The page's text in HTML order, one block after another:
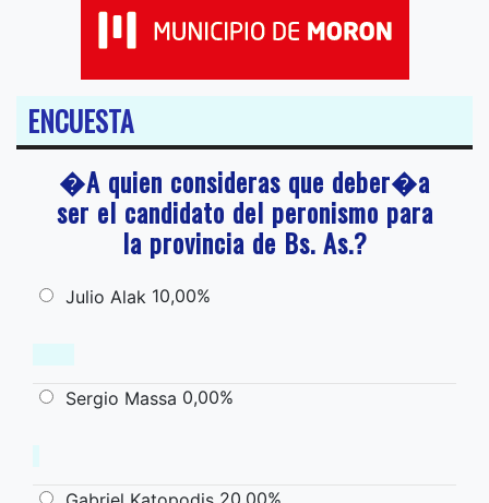
ENCUESTA
�A quien consideras que deber�a
ser el candidato del peronismo para
la provincia de Bs. As.?
Julio Alak 10,00%
Sergio Massa 0,00%
20,00%